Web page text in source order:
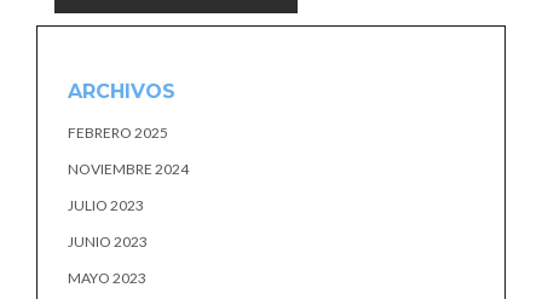
ARCHIVOS
FEBRERO 2025
NOVIEMBRE 2024
JULIO 2023
JUNIO 2023
MAYO 2023